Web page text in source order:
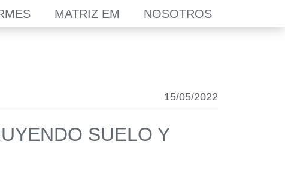
MATRIZ EM NOSOTROS
15/05/2022
SUELO Y